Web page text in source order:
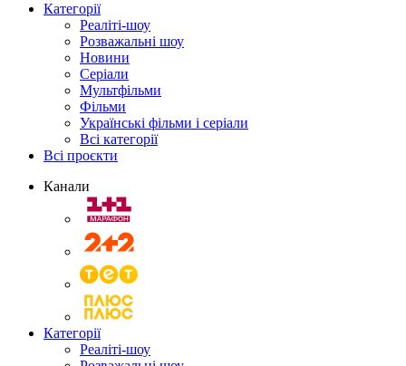
Категорії
Реаліті-шоу
Розважальні шоу
Новини
Серіали
Мультфільми
Фільми
Українські фільми і серіали
Всі категорії
Всі проєкти
Канали
Категорії
Реаліті-шоу